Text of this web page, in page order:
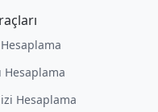
Hesaplama
Hesaplama